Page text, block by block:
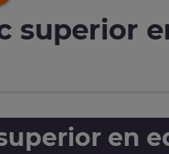
superior
en